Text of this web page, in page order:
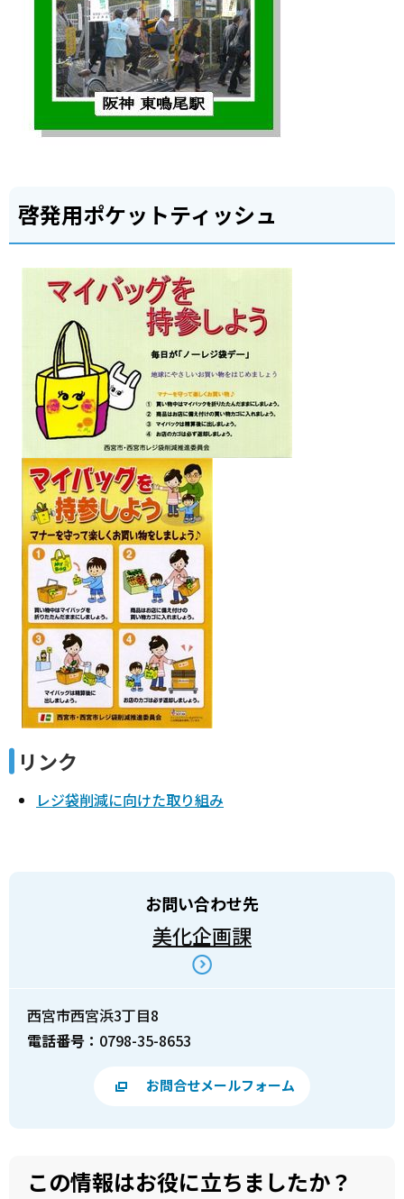
啓発用ポケットティッシュ
リンク
レジ袋削減に向けた取り組み
お問い合わせ先
美化企画課
西宮市西宮浜3丁目8
電話番号： 0798-35-8653
お問合せメールフォーム
この情報はお役に立ちましたか？